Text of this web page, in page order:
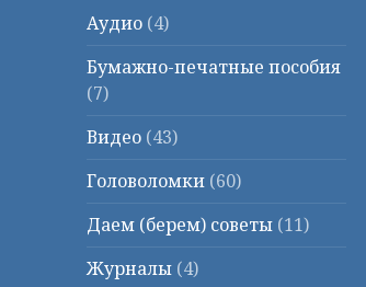
Аудио (4)
Бумажно-печатные пособия
(7)
Видео (43)
Головоломки (60)
Даем (берем) советы (11)
Журналы (4)